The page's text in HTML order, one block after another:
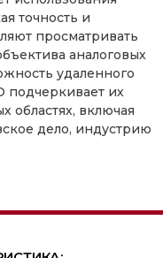
точность и
просматривать
аналоговых
удаленного
их
областях, включая
дело, индустрию